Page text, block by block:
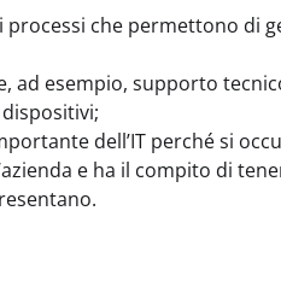
processi che permettono di
ad esempio, supporto
dell’IT perché si
e ha il compito di